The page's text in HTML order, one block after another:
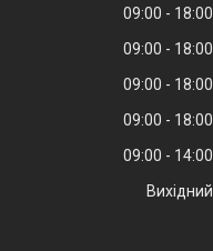
09:00
18:00
09:00
18:00
09:00
18:00
09:00
18:00
09:00
14:00
Вихідний